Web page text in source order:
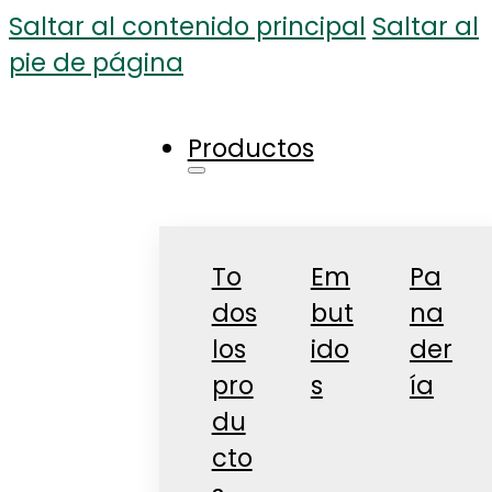
Saltar al contenido principal Saltar al
pie de página
Productos
To
dos
los
pro
du
cto
Em
but
ido
s
Pa
na
der
ía